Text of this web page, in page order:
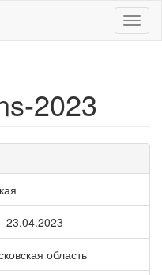
2023
23.04.2023
область